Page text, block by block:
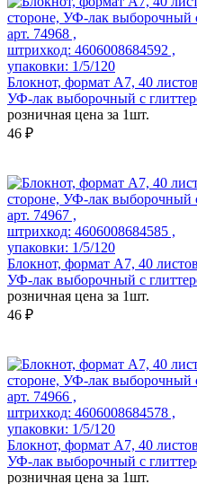
арт. 74968 ,
штрихкод: 4606008684592 ,
упаковки: 1/5/120
Блокнот, формат А7, 40
УФ-лак выборочный с
розничная цена за 1шт.
46 ₽
арт. 74967 ,
штрихкод: 4606008684585 ,
упаковки: 1/5/120
Блокнот, формат А7, 40
УФ-лак выборочный с
розничная цена за 1шт.
46 ₽
арт. 74966 ,
штрихкод: 4606008684578 ,
упаковки: 1/5/120
Блокнот, формат А7, 40
УФ-лак выборочный с
розничная цена за 1шт.